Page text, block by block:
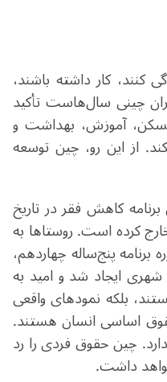
کنند، کار داشته باشند،
چینی سال‌هاست تأکید
آموزش، بهداشت و
از این رو، چین توسعه
کاهش فقر در تاریخ
مطلق خارج کرده است. روستاها به
پنج‌ساله چهاردهم،
افزایش یافت، بیش از 60 میلیون شغل شهری ایجاد شد و امید به
بلکه نمودهای واقعی
اساسی انسان هستند.
چین حقوق فردی را رد
داشت.